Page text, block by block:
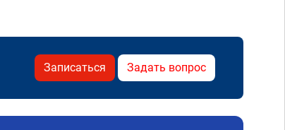
Записаться Задать вопрос